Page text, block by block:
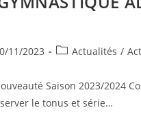
11/2023
PostActualités /
Saison 2023/
le tonus et série…